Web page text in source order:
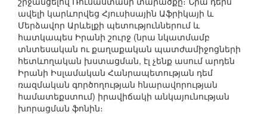
ավելի կարևորվեց Հյուսիսային Աֆրիկայի և
Մերձավոր Արևելքի պետություններում և
հատկապես Իրանի շուրջ (նրա նկատմամբ
տնտեսական ու քաղաքական պատժամիջոցների
հետևողական խստացման, էլ չենք ասում արդեն
Իրանի Իսլամական Հանրապետության դեմ
ռազմական գործողության հնարավորության
համատեքստում) իրավիճակի անկայունության
խորացման ֆոնին։